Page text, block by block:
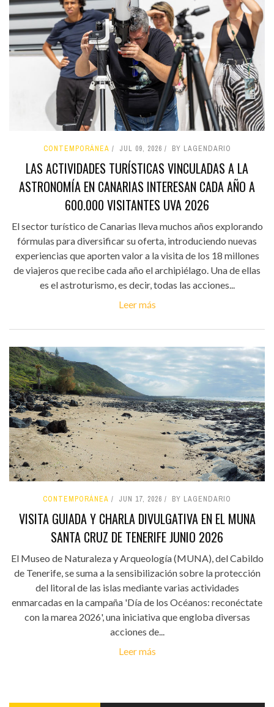
CONTEMPORÁNEA JUL 09, 2026 BY LAGENDARIO
LAS ACTIVIDADES TURÍSTICAS VINCULADAS A LA
ASTRONOMÍA EN CANARIAS INTERESAN CADA AÑO A
600.000 VISITANTES UVA 2026
El sector turístico de Canarias lleva muchos años explorando
fórmulas para diversificar su oferta, introduciendo nuevas
experiencias que aporten valor a la visita de los 18 millones
de viajeros que recibe cada año el archipiélago. Una de ellas
es el astroturismo, es decir, todas las acciones...
Leer más
CONTEMPORÁNEA JUN 17, 2026 BY LAGENDARIO
VISITA GUIADA Y CHARLA DIVULGATIVA EN EL MUNA
SANTA CRUZ DE TENERIFE JUNIO 2026
El Museo de Naturaleza y Arqueología (MUNA), del Cabildo
de Tenerife, se suma a la sensibilización sobre la protección
del litoral de las islas mediante varias actividades
enmarcadas en la campaña 'Día de los Océanos: reconéctate
con la marea 2026', una iniciativa que engloba diversas
acciones de...
Leer más